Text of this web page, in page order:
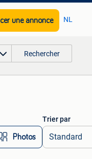
une annonce NL
Rechercher
Photos
Trier par